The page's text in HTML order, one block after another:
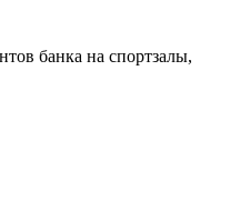
банка на спортзалы,